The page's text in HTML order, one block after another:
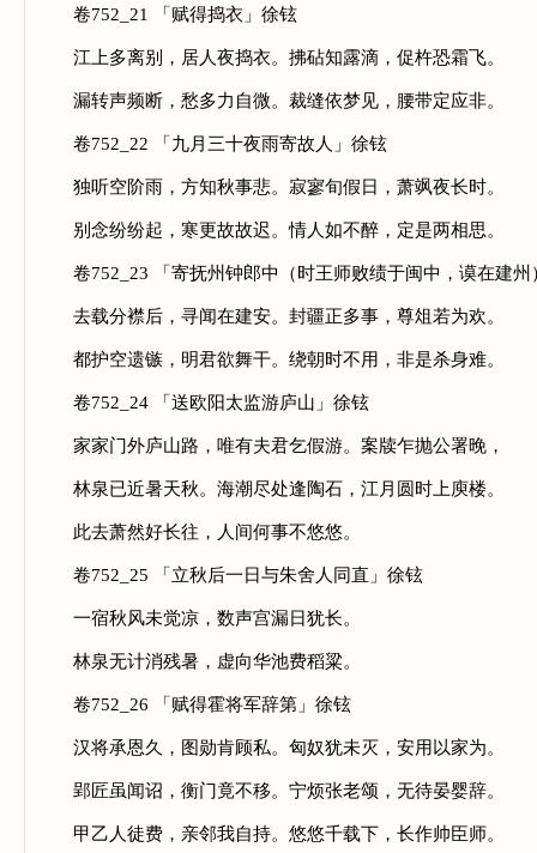
卷752_21 「赋得捣衣」徐铉
江上多离别，居人夜捣衣。拂砧知露滴，促杵恐霜飞。
漏转声频断，愁多力自微。裁缝依梦见，腰带定应非。
卷752_22 「九月三十夜雨寄故人」徐铉
独听空阶雨，方知秋事悲。寂寥旬假日，萧飒夜长时。
别念纷纷起，寒更故故迟。情人如不醉，定是两相思。
卷752_23 「寄抚州钟郎中（时王师败绩于闽中，谟在建州
去载分襟后，寻闻在建安。封疆正多事，尊俎若为欢。
都护空遗镞，明君欲舞干。绕朝时不用，非是杀身难。
卷752_24 「送欧阳太监游庐山」徐铉
家家门外庐山路，唯有夫君乞假游。案牍乍抛公署晚，
林泉已近暑天秋。海潮尽处逢陶石，江月圆时上庾楼。
此去萧然好长往，人间何事不悠悠。
卷752_25 「立秋后一日与朱舍人同直」徐铉
一宿秋风未觉凉，数声宫漏日犹长。
林泉无计消残暑，虚向华池费稻粱。
卷752_26 「赋得霍将军辞第」徐铉
汉将承恩久，图勋肯顾私。匈奴犹未灭，安用以家为。
郢匠虽闻诏，衡门竟不移。宁烦张老颂，无待晏婴辞。
甲乙人徒费，亲邻我自持。悠悠千载下，长作帅臣师。